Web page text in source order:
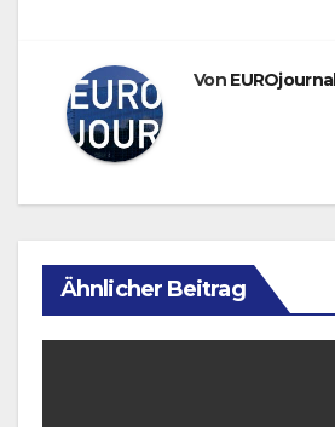
Von EUROjournal
Ähnlicher Beitrag